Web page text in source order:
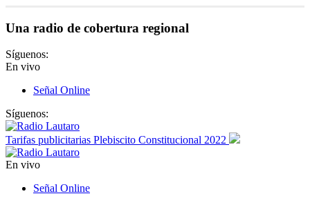
Una radio de cobertura regional
Síguenos:
En vivo
Señal Online
Síguenos:
Tarifas publicitarias Plebiscito Constitucional 2022
En vivo
Señal Online